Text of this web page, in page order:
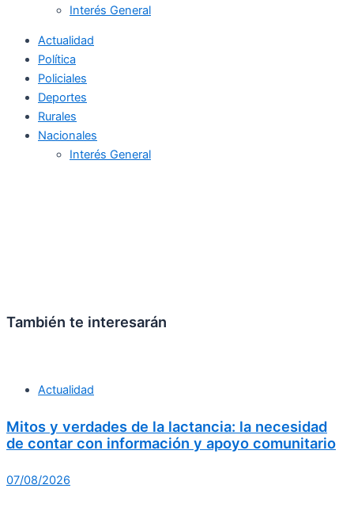
Interés General
Actualidad
Política
Policiales
Deportes
Rurales
Nacionales
Interés General
También te interesarán
Actualidad
Mitos y verdades de la lactancia: la necesidad
de contar con información y apoyo comunitario
07/08/2026